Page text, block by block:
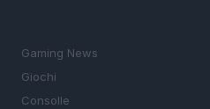
Gaming News
Giochi
Consolle